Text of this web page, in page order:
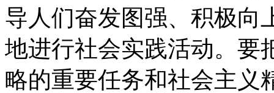
导人们奋发图强、积极向
地进行社会实践活动。要
略的重要任务和社会主义